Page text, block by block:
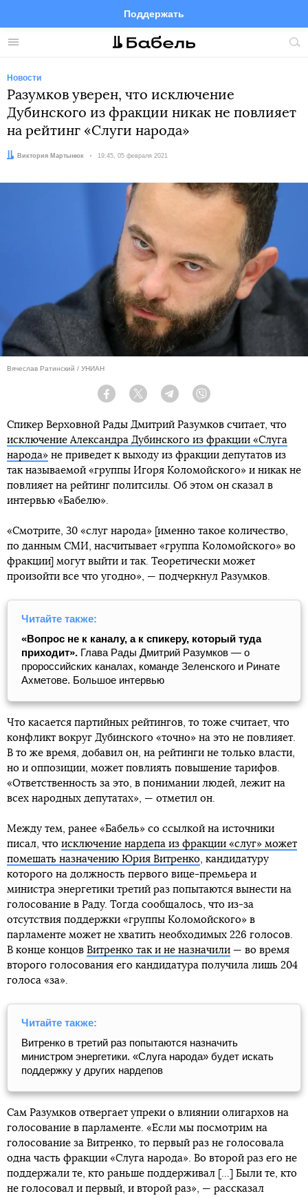
Меню
Поддержать
FacebookTelegramTwitter
Новости
Разумков уверен, что исключение
Дубинского из фракции никак не повлияет
на рейтинг «Слуги народа»
Автор:Виктория Мартынюк Дата:
19:45, 05 февраля 2021
Вячеслав Ратинский / УНИАН
Facebook Twitter Telegram
Спикер Верховной Рады Дмитрий Разумков считает, что
исключение Александра Дубинского из фракции «Слуга
народа» не приведет к выходу из фракции депутатов из
так называемой «группы Игоря Коломойского» и никак не
повлияет на рейтинг политсилы. Об этом он сказал в
интервью «Бабелю».
«Смотрите, 30 «слуг народа» [именно такое количество,
по данным СМИ, насчитывает «группа Коломойского» во
фракции] могут выйти и так. Теоретически может
произойти все что угодно», — подчеркнул Разумков.
Читайте также:
«Вопрос не к каналу, а к спикеру, который туда
приходит». Глава Рады Дмитрий Разумков — о
пророссийских каналах, команде Зеленского и Ринате
Ахметове. Большое интервью
Что касается партийных рейтингов, то тоже считает, что
конфликт вокруг Дубинского «точно» на это не повлияет.
В то же время, добавил он, на рейтинги не только власти,
но и оппозиции, может повлиять повышение тарифов.
«Ответственность за это, в понимании людей, лежит на
всех народных депутатах», — отметил он.
Между тем, ранее «Бабель» со ссылкой на источники
писал, что исключение нардепа из фракции «слуг» может
помешать назначению Юрия Витренко, кандидатуру
которого на должность первого вице-премьера и
министра энергетики третий раз попытаются вынести на
голосование в Раду. Тогда сообщалось, что из-за
отсутствия поддержки «группы Коломойского» в
парламенте может не хватить необходимых 226 голосов.
В конце концов Витренко так и не назначили — во время
второго голосования его кандидатура получила лишь 204
голоса «за».
Читайте также:
Витренко в третий раз попытаются назначить
министром энергетики. «Слуга народа» будет искать
поддержку у других нардепов
Сам Разумков отвергает упреки о влиянии олигархов на
голосование в парламенте. «Если мы посмотрим на
голосование за Витренко, то первый раз не голосовала
одна часть фракции «Слуга народа». Во второй раз его не
поддержали те, кто раньше поддерживал [...] Были те, кто
не голосовал и первый, и второй раз», — рассказал